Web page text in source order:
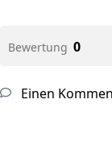
Bewertung 0
Einen